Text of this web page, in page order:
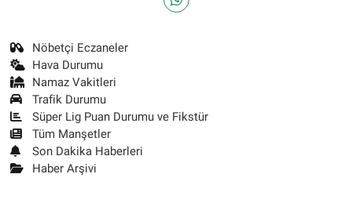
Nöbetçi Eczaneler
Hava Durumu
Namaz Vakitleri
Trafik Durumu
Süper Lig Puan Durumu ve Fikstür
Tüm Manşetler
Son Dakika Haberleri
Haber Arşivi